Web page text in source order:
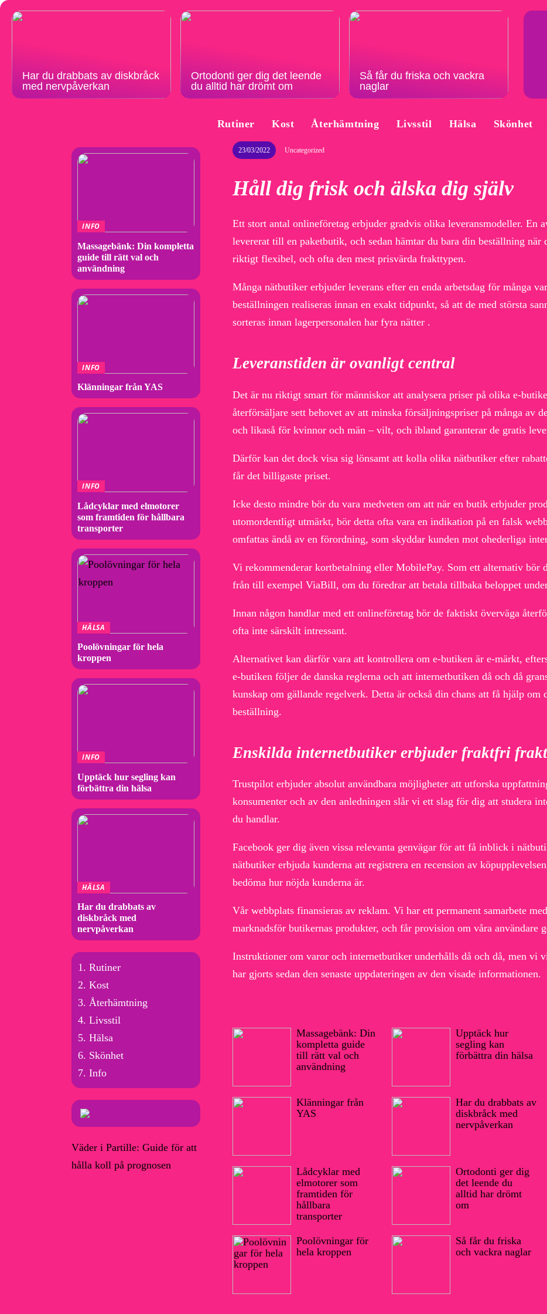
Har du drabbats av diskbråck
med nervpåverkan
Ortodonti ger dig det leende
du alltid har drömt om
Så får du friska och vackra
naglar
Rutiner Kost Återhämtning Livsstil Hälsa Skönhet
23/03/2022 Uncategorized
Håll dig frisk och älska dig själv
Ett stort antal onlineföretag erbjuder gradvis olika leveransmodeller. En
levererat till en paketbutik, och sedan hämtar du bara din beställning
riktigt flexibel, och ofta den mest prisvärda frakttypen.
Många nätbutiker erbjuder leverans efter en enda arbetsdag för många
beställningen realiseras innan en exakt tidpunkt, så att de med största
sorteras innan lagerpersonalen har fyra nätter .
Leveranstiden är ovanligt central
Det är nu riktigt smart för människor att analysera priser på olika e-
återförsäljare sett behovet av att minska försäljningspriser på många av
och likaså för kvinnor och män – vilt, och ibland garanterar de gratis
Därför kan det dock visa sig lönsamt att kolla olika nätbutiker efter
får det billigaste priset.
Icke desto mindre bör du vara medveten om att när en butik erbjuder
utomordentligt utmärkt, bör detta ofta vara en indikation på en falsk
omfattas ändå av en förordning, som skyddar kunden mot ohederliga
Vi rekommenderar kortbetalning eller MobilePay. Som ett alternativ bör
från till exempel ViaBill, om du föredrar att betala tillbaka beloppet
Innan någon handlar med ett onlineföretag bör de faktiskt överväga
ofta inte särskilt intressant.
Alternativet kan därför vara att kontrollera om e-butiken är e-märkt,
e-butiken följer de danska reglerna och att internetbutiken då och då
kunskap om gällande regelverk. Detta är också din chans att få hjälp om
beställning.
Enskilda internetbutiker erbjuder fraktfri frakt
Trustpilot erbjuder absolut användbara möjligheter att utforska
konsumenter och av den anledningen slår vi ett slag för dig att studera
du handlar.
Facebook ger dig även vissa relevanta genvägar för att få inblick i
nätbutiker erbjuda kunderna att registrera en recension av
bedöma hur nöjda kunderna är.
Vår webbplats finansieras av reklam. Vi har ett permanent samarbete
marknadsför butikernas produkter, och får provision om våra användare
Instruktioner om varor och internetbutiker underhålls då och då, men vi
har gjorts sedan den senaste uppdateringen av den visade informationen.
Massagebänk: Din
kompletta guide
till rätt val och
användning
Klänningar från
YAS
Lådcyklar med
elmotorer som
framtiden för
hållbara
transporter
Poolövningar för
hela kroppen
Upptäck hur
segling kan
förbättra din hälsa
Har du drabbats av
diskbråck med
nervpåverkan
Ortodonti ger dig
det leende du
alltid har drömt
om
Så får du friska
och vackra naglar
INFO
Massagebänk: Din kompletta
guide till rätt val och
användning
INFO
Klänningar från YAS
INFO
Lådcyklar med elmotorer
som framtiden för hållbara
transporter
HÄLSA
Poolövningar för hela
kroppen
INFO
Upptäck hur segling kan
förbättra din hälsa
HÄLSA
Har du drabbats av
diskbråck med
nervpåverkan
Rutiner
Kost
Återhämtning
Livsstil
Hälsa
Skönhet
Info
Väder i Partille: Guide för att
hålla koll på prognosen